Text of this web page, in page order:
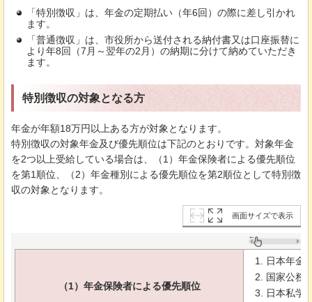
「特別徴収」は、年金の定期払い（年6回）の際に差し引かれ
ます。
「普通徴収」は、市役所から送付される納付書又は口座振替に
より年8回（7月～翌年の2月）の納期に分けて納めていただき
ます。
特別徴収の対象となる方
年金が年額18万円以上ある方が対象となります。
特別徴収の対象年金及び優先順位は下記のとおりです。対象年金
を2つ以上受給している場合は、（1）年金保険者による優先順位
を第1順位、（2）年金種別による優先順位を第2順位として特別徴
収の対象となります。
画面サイズで表示
（1）年金保険者による優先順位
日本年金
国家公務
日本私学